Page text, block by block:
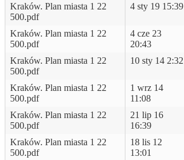
Kraków. Plan miasta 1 22
500.pdf
4 sty 19 15:39
Kraków. Plan miasta 1 22
500.pdf
4 cze 23
20:43
Kraków. Plan miasta 1 22
500.pdf
10 sty 14 2:32
Kraków. Plan miasta 1 22
500.pdf
1 wrz 14
11:08
Kraków. Plan miasta 1 22
500.pdf
21 lip 16
16:39
Kraków. Plan miasta 1 22
500.pdf
18 lis 12
13:01